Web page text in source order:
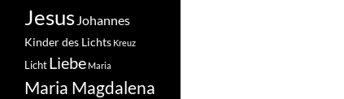
Jesus Johannes
Kinder des Lichts Kreuz
LichtLiebe Maria
Maria Magdalena